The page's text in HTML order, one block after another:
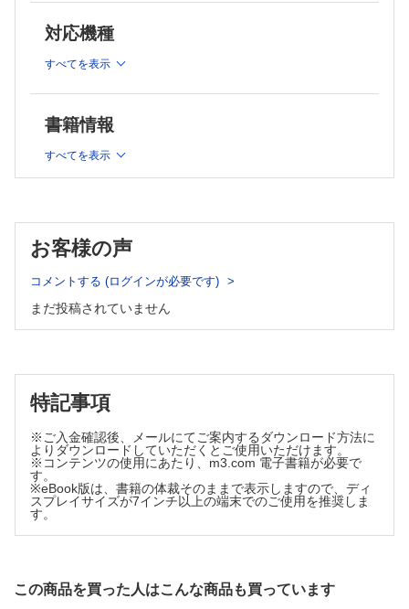
音……尾島英知・相島慎一・江畑智希・大野栄三郎
【速報解説！ここが変わった】
マクロクイズ［192］
原田憲一 他
子宮頸部円錐切除検体でのLEGHと胃型HPV非依存性腺癌
Answer 1：川上 史
癌間質の線維芽細胞の多様性からみえてくる線維化の本
態……榎本 篤
病理医としてのアドバンテージを体感しよう―海外における病
理医活動の紹介―［4］
ロチェスター留学顛末記……寺本祐記
【今月の話題】
載申請と認定医制度……谷野美智枝
【私の工夫】
夫……村松夏希 他
【書 評】
『非腫瘍性疾患病理アトラス 骨関節』……小山 貴
open_in_new
対応機種
すべてを表示
書籍情報
すべてを表示
お客様の声
コメントする (ログインが必要です)
まだ投稿されていません
特記事項
※ご入金確認後、メールにてご案内するダウンロード方法に
よりダウンロードしていただくとご使用いただけます。
※コンテンツの使用にあたり、m3.com 電子書籍が必要で
す。
※eBook版は、書籍の体裁そのままで表示しますので、ディ
スプレイサイズが7インチ以上の端末でのご使用を推奨しま
す。
この商品を買った人はこんな商品も買っています